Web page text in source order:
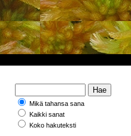
Mikä tahansa sana
Kaikki sanat
Koko hakuteksti